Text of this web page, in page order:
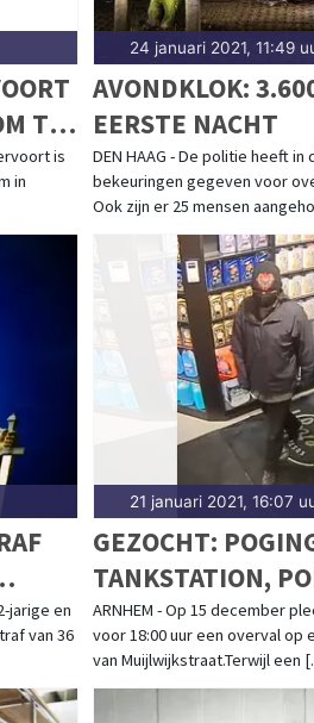
TE
is
in
24 januari 2021, 11:49
AVONDKLOK:
EERSTE NACHT
DEN HAAG - De politie heeft
bekeuringen gegeven voor
Ook zijn er 25 mensen
jarige en
van 36
21 januari 2021, 16:07
GEZOCHT:
TANKSTATION,
HERKENNING
ARNHEM - Op 15 december
voor 18:00 uur een overval op
van Muijlwijkstraat.Terwijl een